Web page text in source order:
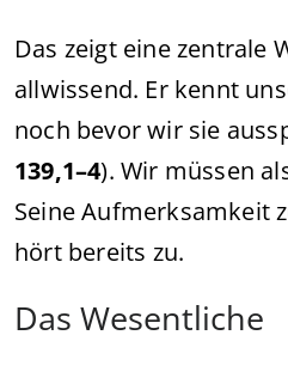
Das zeigt eine zentrale
allwissend. Er kennt
noch bevor wir sie
139,1–4). Wir müssen
Seine Aufmerksamkeit
hört bereits zu.
Das Wesentliche